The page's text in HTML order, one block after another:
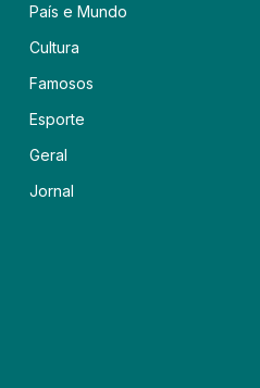
País e Mundo
Cultura
Famosos
Esporte
Geral
Jornal